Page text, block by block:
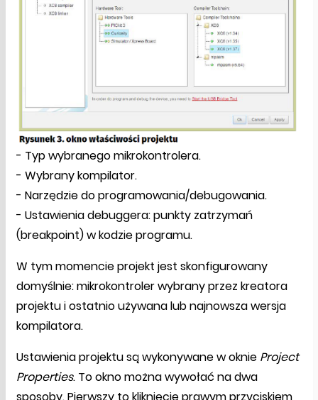
- Typ wybranego mikrokontrolera.
- Wybrany kompilator.
- Narzędzie do programowania/debugowania.
- Ustawienia debuggera: punkty zatrzymań
(breakpoint) w kodzie programu.
W tym momencie projekt jest skonfigurowany
domyślnie: mikrokontroler wybrany przez kreatora
projektu i ostatnio używana lub najnowsza wersja
kompilatora.
Ustawienia projektu są wykonywane w oknie Project
Properties. To okno można wywołać na dwa
sposoby. Pierwszy to kliknięcie prawym przyciskiem